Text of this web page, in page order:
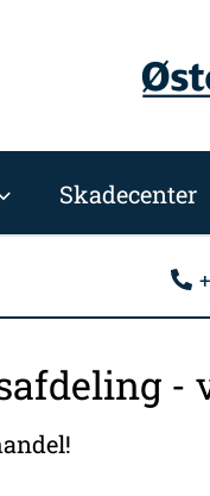
Skadecenter
-